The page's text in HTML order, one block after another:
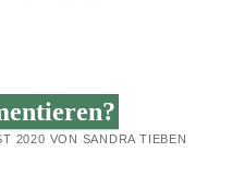
2020 VON SANDRA TIEBEN